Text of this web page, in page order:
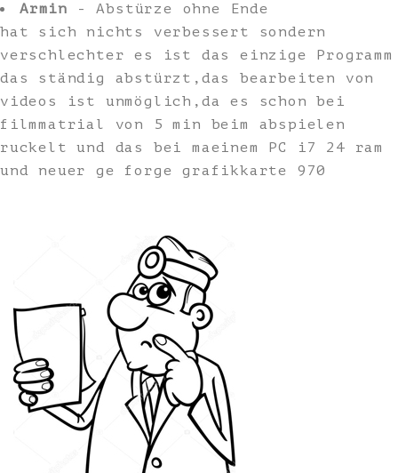
Armin - Abstürze ohne Ende
hat sich nichts verbessert sondern
verschlechter es ist das einzige Programm
das ständig abstürzt,das bearbeiten von
videos ist unmöglich,da es schon bei
filmmatrial von 5 min beim abspielen
ruckelt und das bei maeinem PC i7 24 ram
und neuer ge forge grafikkarte 970